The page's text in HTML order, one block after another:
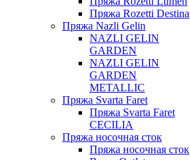
Пряжа Rozetti Destina
Пряжа Nazli Gelin
NAZLI GELIN
GARDEN
NAZLI GELIN
GARDEN
METALLIC
Пряжа Svarta Faret
Пряжа Svarta Faret
CECILIA
Пряжа носочная сток
Пряжа носочная сток